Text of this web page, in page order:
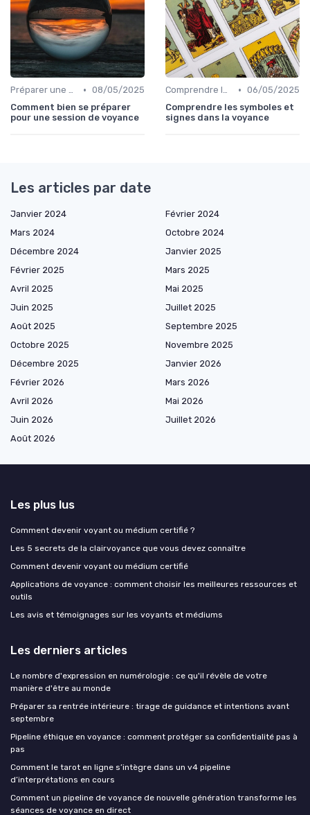
Préparer une session de voyance • 08/05/2025
Comment bien se préparer
pour une session de voyance
Comprendre les symboles et signes • 06/05/2025
Comprendre les symboles et
signes dans la voyance
Les articles par date
Janvier 2024
Février 2024
Mars 2024
Octobre 2024
Décembre 2024
Janvier 2025
Février 2025
Mars 2025
Avril 2025
Mai 2025
Juin 2025
Juillet 2025
Août 2025
Septembre 2025
Octobre 2025
Novembre 2025
Décembre 2025
Janvier 2026
Février 2026
Mars 2026
Avril 2026
Mai 2026
Juin 2026
Juillet 2026
Août 2026
Les plus lus
Comment devenir voyant ou médium certifié ?
Les 5 secrets de la clairvoyance que vous devez connaître
Comment devenir voyant ou médium certifié
Applications de voyance : comment choisir les meilleures ressources et
outils
Les avis et témoignages sur les voyants et médiums
Les derniers articles
Le nombre d'expression en numérologie : ce qu'il révèle de votre
manière d'être au monde
Préparer sa rentrée intérieure : tirage de guidance et intentions avant
septembre
Pipeline éthique en voyance : comment protéger sa confidentialité pas à
pas
Comment le tarot en ligne s’intègre dans un v4 pipeline
d’interprétations en cours
Comment un pipeline de voyance de nouvelle génération transforme les
séances de voyance en direct